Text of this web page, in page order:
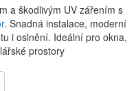
a škodlivým UV zářením s
. Snadná instalace, moderní
i oslnění. Ideální pro okna,
prostory